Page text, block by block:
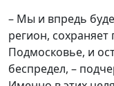
– Мы и впредь
регион, сохраняет
Подмосковье, и
беспредел, –